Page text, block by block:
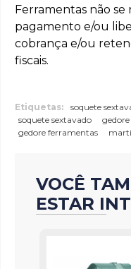
Ferramentas não se
pagamento e/ou
cobrança e/ou
fiscais.
Etiquetas:
soquete
soquete sextavado
gedore ferramentas
VOCÊ
ESTAR